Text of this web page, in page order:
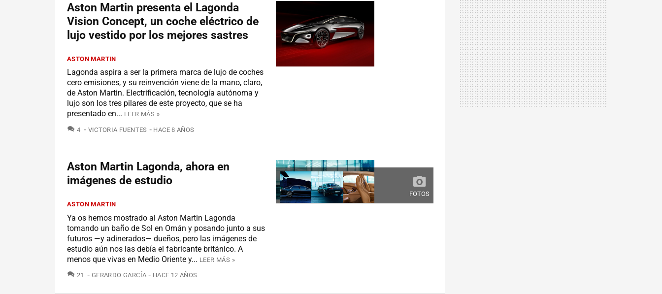
Aston Martin presenta el Lagonda
Vision Concept, un coche eléctrico de
lujo vestido por los mejores sastres
ASTON MARTIN
Lagonda aspira a ser la primera marca de lujo de coches
cero emisiones, y su reinvención viene de la mano, claro,
de Aston Martin. Electrificación, tecnología autónoma y
lujo son los tres pilares de este proyecto, que se ha
presentado en... LEER MÁS »
4 COMENTARIOS
VICTORIA FUENTES HACE 8 AÑOS
FOTOS
Aston Martin Lagonda, ahora en
imágenes de estudio
ASTON MARTIN
Ya os hemos mostrado al Aston Martin Lagonda
tomando un baño de Sol en Omán y posando junto a sus
futuros —y adinerados— dueños, pero las imágenes de
estudio aún nos las debía el fabricante británico. A
menos que vivas en Medio Oriente y... LEER MÁS »
21 COMENTARIOS
GERARDO GARCÍA HACE 12 AÑOS